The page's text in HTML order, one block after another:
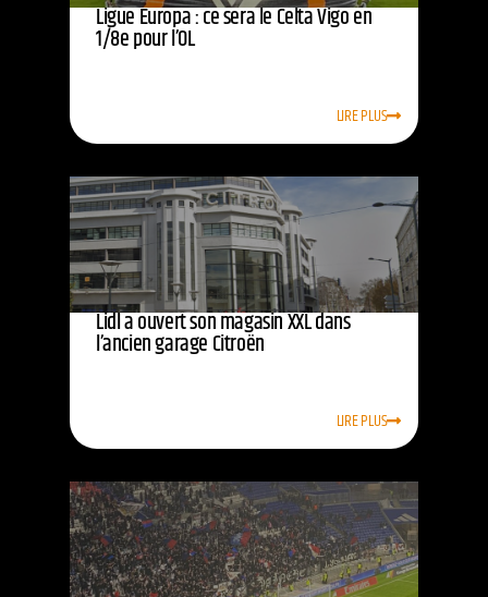
Ligue Europa : ce sera le Celta Vigo en
1/8e pour l’OL
LIRE PLUS
Lidl a ouvert son magasin XXL dans
l’ancien garage Citroën
LIRE PLUS